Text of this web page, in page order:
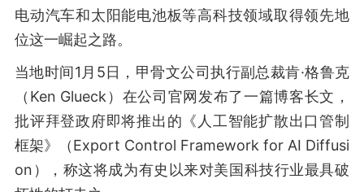
电动汽车和太阳能电池板等高科技领域取得领先地
位这一崛起之路。
当地时间1月5日，甲骨文公司执行副总裁肯·格鲁克
（Ken Glueck）在公司官网发布了一篇博客长文，
批评拜登政府即将推出的《人工智能扩散出口管制
框架》（Export Control Framework for AI Diffusi
on），称这将成为有史以来对美国科技行业最具破